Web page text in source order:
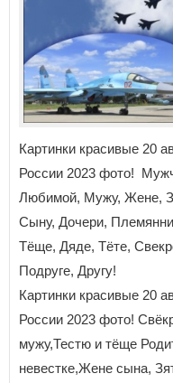
Картинки красивые 20
России 2023 фото!
Любимой, Мужу, Жене,
Сыну, Дочери,
Тёще, Дяде, Тёте,
Подруге, Другу!
Картинки красивые 20
России 2023 фото!
мужу,Тестю и тёще
невестке,Жене сына,